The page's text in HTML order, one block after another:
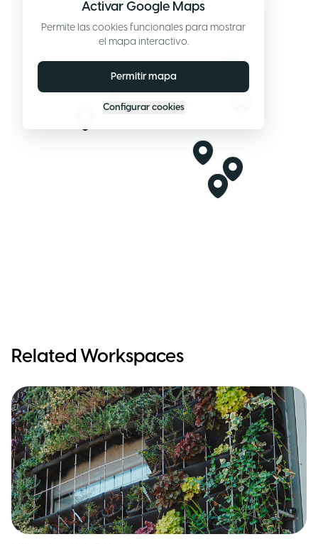
Activar Google Maps
Permite las cookies funcionales para mostrar
el mapa interactivo.
Permitir mapa
Configurar cookies
Related Workspaces